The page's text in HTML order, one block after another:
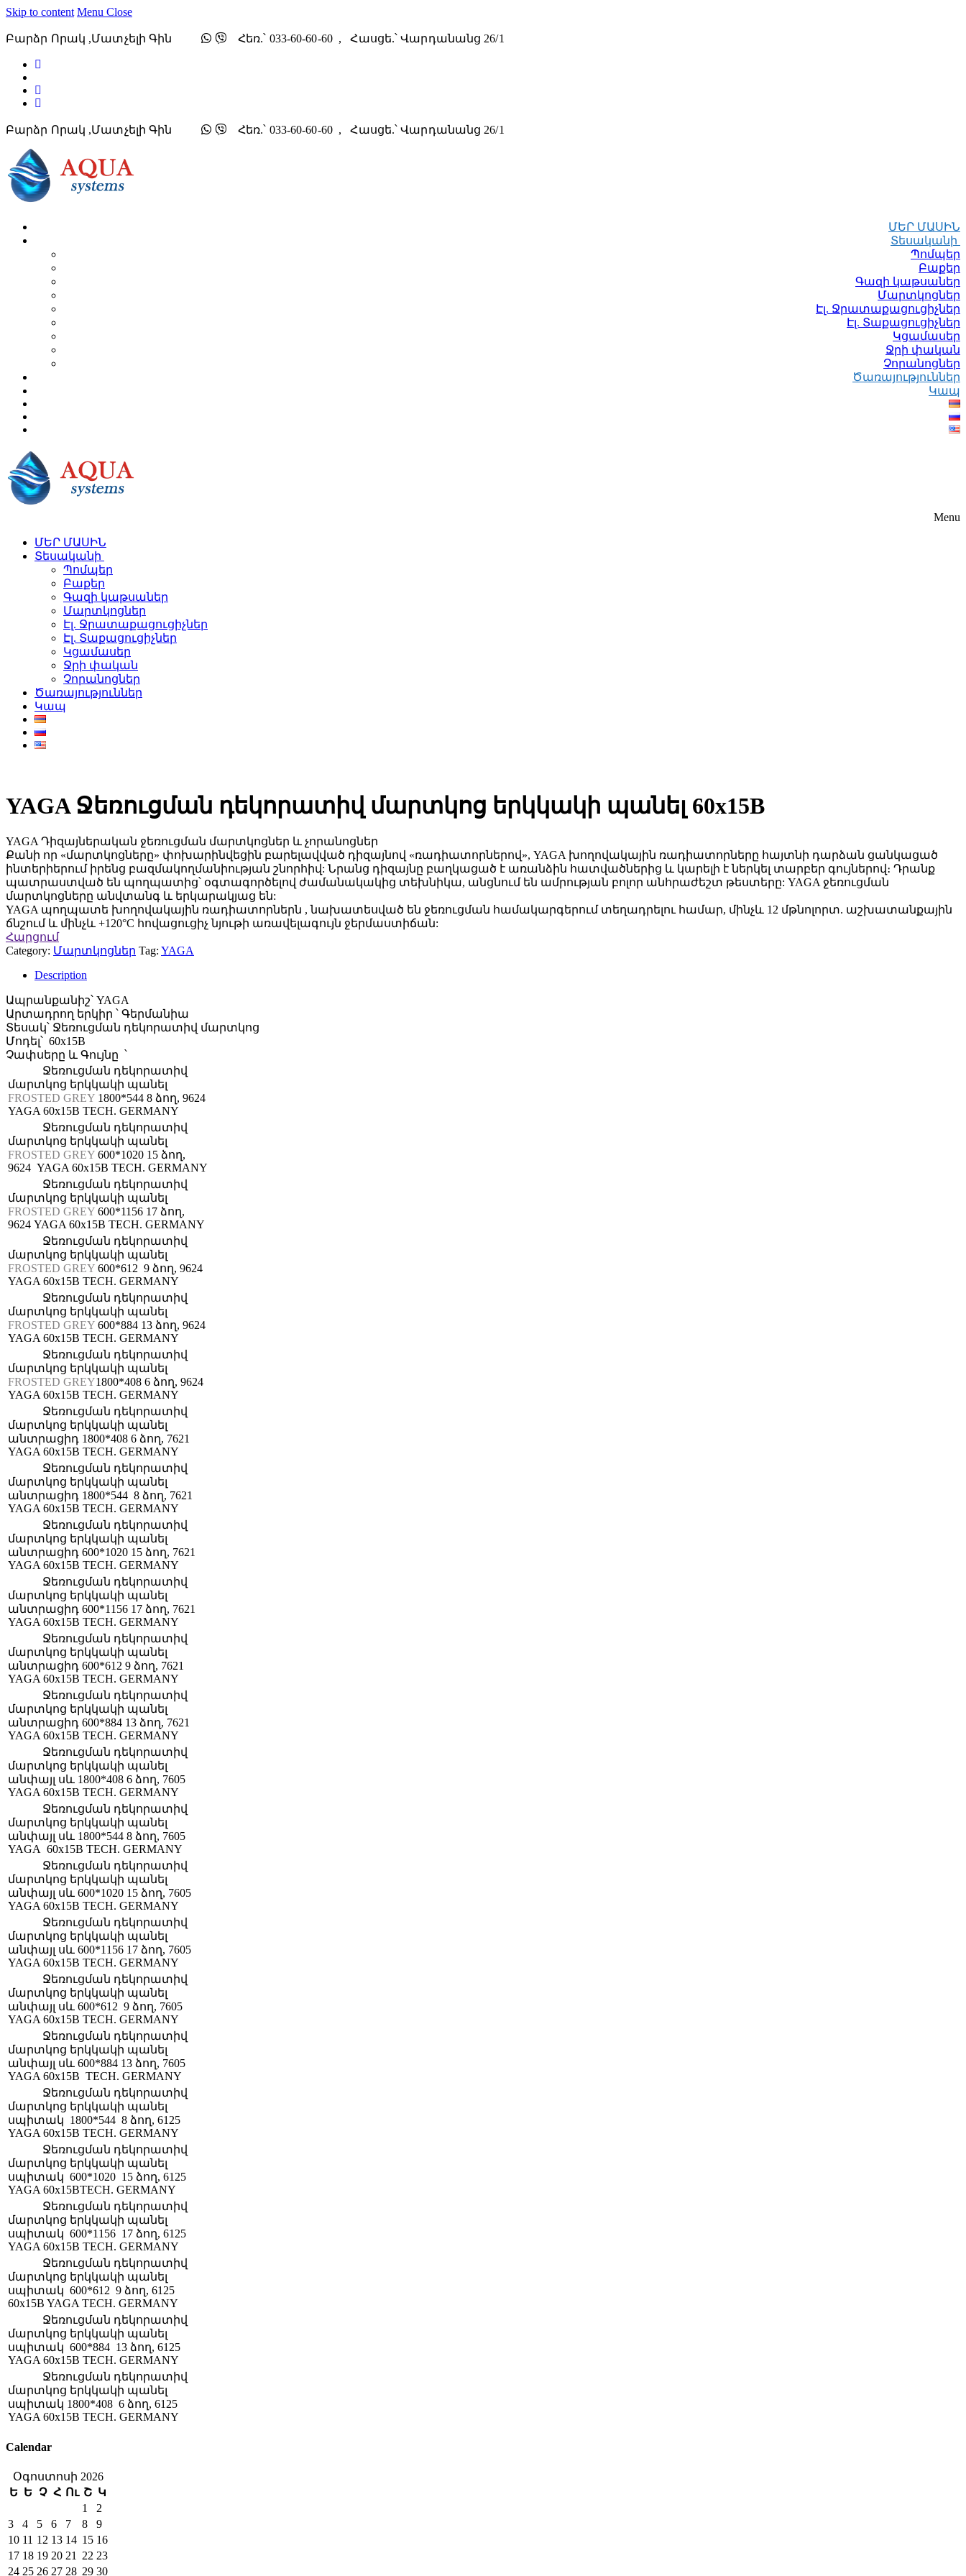
Skip to content Menu Close
Բարձր Որակ ,մատչելի Գին Հեռ.՝ 033-60-60-60 , Հասցե.՝ Վարդանանց 26/1
Բարձր Որակ ,մատչելի Գին Հեռ.՝ 033-60-60-60 , Հասցե.՝ Վարդանանց 26/1
ՄԵՐ ՄԱՍԻՆ
Տեսականի
Պոմպեր
Բաքեր
Գազի կաթսաներ
Մարտկոցներ
Էլ. Ջրատաքացուցիչներ
Էլ. Տաքացուցիչներ
Կցամասեր
Ջրի փական
Չորանոցներ
Ծառայություններ
Կապ
Menu
ՄԵՐ ՄԱՍԻՆ
Տեսականի
Պոմպեր
Բաքեր
Գազի կաթսաներ
Մարտկոցներ
Էլ. Ջրատաքացուցիչներ
Էլ. Տաքացուցիչներ
Կցամասեր
Ջրի փական
Չորանոցներ
Ծառայություններ
Կապ
YAGA Ջեռուցման դեկորատիվ մարտկոց երկկակի պանել 60x15B
YAGA Դիզայներական ջեռուցման մարտկոցներ և չորանոցներ
Քանի որ «մարտկոցները» փոխարինվեցին բարելավված դիզայնով «ռադիատորներով», YAGA խողովակային ռադիատորները հայտնի դարձան ցանկացած
ինտերիերում իրենց բազմակողմանիության շնորհիվ: Նրանց դիզայնը բաղկացած է առանձին հատվածներից և կարելի է ներկել տարբեր գույներով։ Դրանք
պատրաստված են պողպատից՝ օգտագործելով ժամանակակից տեխնիկա, անցնում են ամրության բոլոր անհրաժեշտ թեստերը: YAGA ջեռուցման
մարտկոցները անվտանգ և երկարակյաց են:
YAGA պողպատե խողովակային ռադիատորներն , նախատեսված են ջեռուցման համակարգերում տեղադրելու համար, մինչև 12 մթնոլորտ. աշխատանքային
ճնշում և մինչև +120°C հովացուցիչ նյութի առավելագույն ջերմաստիճան:
Հարցում
Category: Մարտկոցներ Tag: YAGA
Description
Ապրանքանիշ՝ YAGA
Արտադրող երկիր ՝ Գերմանիա
Տեսակ՝ Ջեռուցման դեկորատիվ մարտկոց
Մոդել՝ 60x15B
Չափսերը և Գույնը ՝
Ջեռուցման դեկորատիվ
մարտկոց երկկակի պանել
FROSTED GREY 1800*544 8 ձող, 9624
YAGA 60x15B TECH. GERMANY
Ջեռուցման դեկորատիվ
մարտկոց երկկակի պանել
FROSTED GREY 600*1020 15 ձող,
9624 YAGA 60x15B TECH. GERMANY
Ջեռուցման դեկորատիվ
մարտկոց երկկակի պանել
FROSTED GREY 600*1156 17 ձող,
9624 YAGA 60x15B TECH. GERMANY
Ջեռուցման դեկորատիվ
մարտկոց երկկակի պանել
FROSTED GREY 600*612 9 ձող, 9624
YAGA 60x15B TECH. GERMANY
Ջեռուցման դեկորատիվ
մարտկոց երկկակի պանել
FROSTED GREY 600*884 13 ձող, 9624
YAGA 60x15B TECH. GERMANY
Ջեռուցման դեկորատիվ
մարտկոց երկկակի պանել
FROSTED GREY1800*408 6 ձող, 9624
YAGA 60x15B TECH. GERMANY
Ջեռուցման դեկորատիվ
մարտկոց երկկակի պանել
անտրացիդ 1800*408 6 ձող, 7621
YAGA 60x15B TECH. GERMANY
Ջեռուցման դեկորատիվ
մարտկոց երկկակի պանել
անտրացիդ 1800*544 8 ձող, 7621
YAGA 60x15B TECH. GERMANY
Ջեռուցման դեկորատիվ
մարտկոց երկկակի պանել
անտրացիդ 600*1020 15 ձող, 7621
YAGA 60x15B TECH. GERMANY
Ջեռուցման դեկորատիվ
մարտկոց երկկակի պանել
անտրացիդ 600*1156 17 ձող, 7621
YAGA 60x15B TECH. GERMANY
Ջեռուցման դեկորատիվ
մարտկոց երկկակի պանել
անտրացիդ 600*612 9 ձող, 7621
YAGA 60x15B TECH. GERMANY
Ջեռուցման դեկորատիվ
մարտկոց երկկակի պանել
անտրացիդ 600*884 13 ձող, 7621
YAGA 60x15B TECH. GERMANY
Ջեռուցման դեկորատիվ
մարտկոց երկկակի պանել
անփայլ սև 1800*408 6 ձող, 7605
YAGA 60x15B TECH. GERMANY
Ջեռուցման դեկորատիվ
մարտկոց երկկակի պանել
անփայլ սև 1800*544 8 ձող, 7605
YAGA 60x15B TECH. GERMANY
Ջեռուցման դեկորատիվ
մարտկոց երկկակի պանել
անփայլ սև 600*1020 15 ձող, 7605
YAGA 60x15B TECH. GERMANY
Ջեռուցման դեկորատիվ
մարտկոց երկկակի պանել
անփայլ սև 600*1156 17 ձող, 7605
YAGA 60x15B TECH. GERMANY
Ջեռուցման դեկորատիվ
մարտկոց երկկակի պանել
անփայլ սև 600*612 9 ձող, 7605
YAGA 60x15B TECH. GERMANY
Ջեռուցման դեկորատիվ
մարտկոց երկկակի պանել
անփայլ սև 600*884 13 ձող, 7605
YAGA 60x15B TECH. GERMANY
Ջեռուցման դեկորատիվ
մարտկոց երկկակի պանել
սպիտակ 1800*544 8 ձող, 6125
YAGA 60x15B TECH. GERMANY
Ջեռուցման դեկորատիվ
մարտկոց երկկակի պանել
սպիտակ 600*1020 15 ձող, 6125
YAGA 60x15BTECH. GERMANY
Ջեռուցման դեկորատիվ
մարտկոց երկկակի պանել
սպիտակ 600*1156 17 ձող, 6125
YAGA 60x15B TECH. GERMANY
Ջեռուցման դեկորատիվ
մարտկոց երկկակի պանել
սպիտակ 600*612 9 ձող, 6125
60x15B YAGA TECH. GERMANY
Ջեռուցման դեկորատիվ
մարտկոց երկկակի պանել
սպիտակ 600*884 13 ձող, 6125
YAGA 60x15B TECH. GERMANY
Ջեռուցման դեկորատիվ
մարտկոց երկկակի պանել
սպիտակ 1800*408 6 ձող, 6125
YAGA 60x15B TECH. GERMANY
Calendar
Օգոստոսի 2026
Ե Ե Չ Հ Ու Շ Կ
1
2
3
4 5 6 7 8
9
10 11 12 13 14 15 16
17 18 19 20 21 22 23
24 25 26 27 28 29 30